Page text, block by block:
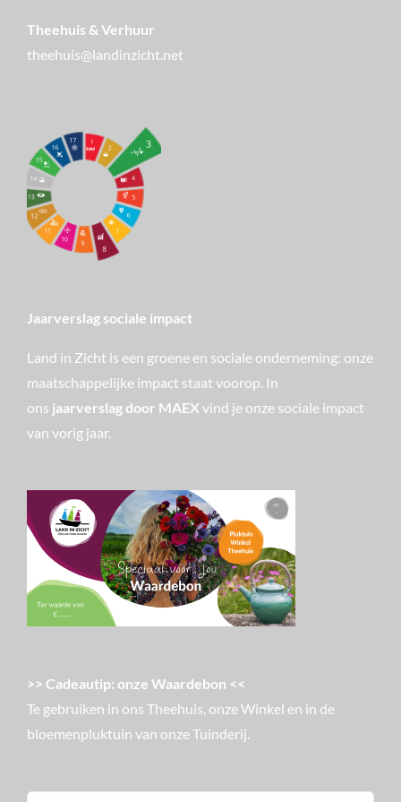
Theehuis & Verhuur
theehuis@landinzicht.net
Jaarverslag sociale impact
Land in Zicht is een groene en sociale onderneming: onze
maatschappelijke impact staat voorop. In
ons jaarverslag door MAEX vind je onze sociale impact
van vorig jaar.
>> Cadeautip: onze Waardebon <<
Te gebruiken in ons Theehuis, onze Winkel en in de
bloemenpluktuin van onze Tuinderij.